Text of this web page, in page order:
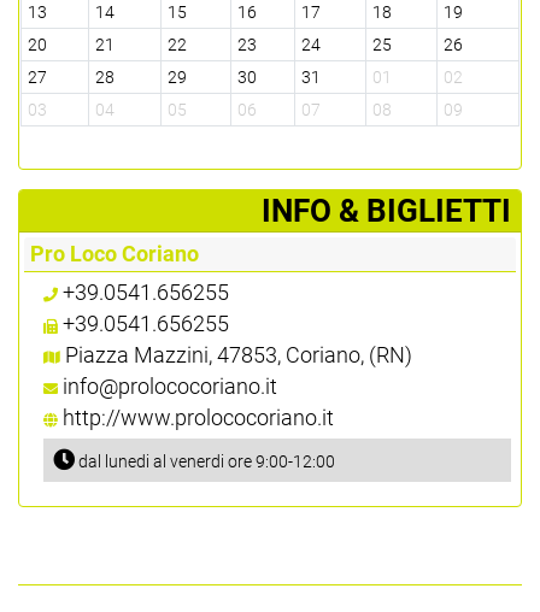
13
14 15 16 17 18
19
20
21 22 23 24 25
26
27
28 29 30 31 01
02
03
04 05 06 07 08 09
­INFO & BIGLIETTI
Pro Loco Coriano
+39.0541.656255
+39.0541.656255
Piazza Mazzini, 47853, Coriano, (RN)
info@prolococoriano.it
http://www.prolococoriano.it
dal lunedi al venerdi ore 9:00-12:00